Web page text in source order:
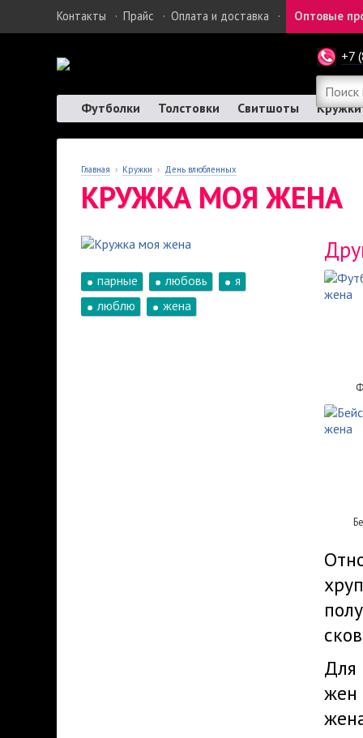
Контакты · Прайс · Оплата и доставка · Оптовые
+7
Футболки Толстовки Свитшоты Кружки
Главная › Кружки › День влюбленных
КРУЖКА МОЯ ЖЕНА
парные любовь
я
люблю
жена
Для
жен